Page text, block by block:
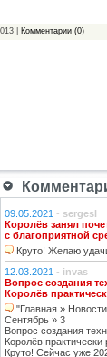
Комментарии (0)
09.05.2021 - sergesl
Королёв занял
с благоприятной
Круто! Желаю
12.03.2021 - invas
Вопрос создания
Королёв
"Главная »
Сентябрь » 3
Вопрос создания
Королёв
Круто! Сейчас уже